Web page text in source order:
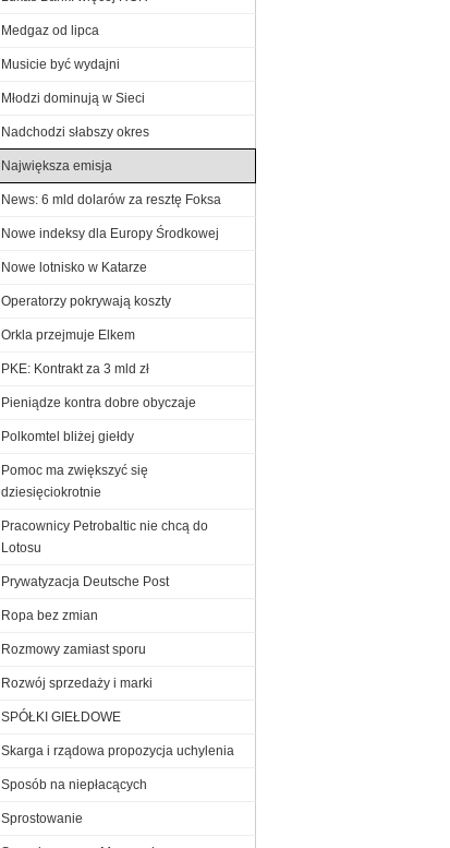
Medgaz od lipca
Musicie być wydajni
Młodzi dominują w Sieci
Nadchodzi słabszy okres
Największa emisja
News: 6 mld dolarów za resztę Foksa
Nowe indeksy dla Europy Środkowej
Nowe lotnisko w Katarze
Operatorzy pokrywają koszty
Orkla przejmuje Elkem
PKE: Kontrakt za 3 mld zł
Pieniądze kontra dobre obyczaje
Polkomtel bliżej giełdy
Pomoc ma zwiększyć się
dziesięciokrotnie
Pracownicy Petrobaltic nie chcą do
Lotosu
Prywatyzacja Deutsche Post
Ropa bez zmian
Rozmowy zamiast sporu
Rozwój sprzedaży i marki
SPÓŁKI GIEŁDOWE
Skarga i rządowa propozycja uchylenia
Sposób na niepłacących
Sprostowanie